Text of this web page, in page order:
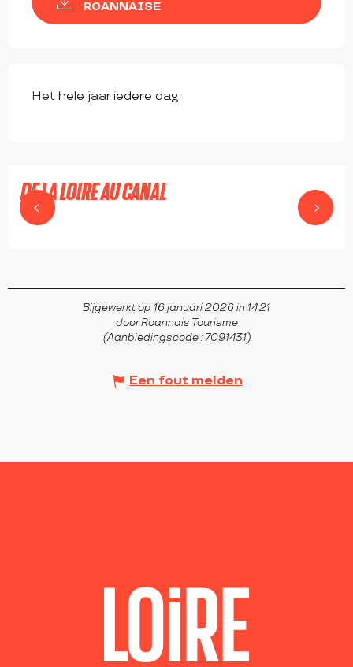
ROANNAISE
Het hele jaar iedere dag.
DE LA LOIRE AU CANAL
RIORGES
Bijgewerkt op 16 januari 2026 in 14:21
door Roannais Tourisme
(Aanbiedingscode :7091431)
Een fout melden